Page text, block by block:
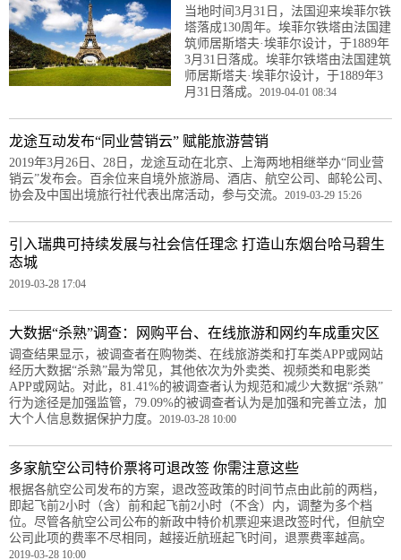
当地时间3月31日，法国迎来埃菲尔铁
塔落成130周年。埃菲尔铁塔由法国建
筑师居斯塔夫·埃菲尔设计，于1889年
3月31日落成。埃菲尔铁塔由法国建筑
师居斯塔夫·埃菲尔设计，于1889年3
月31日落成。 2019-04-01 08:34
龙途互动发布“同业营销云” 赋能旅游营销
2019年3月26日、28日，龙途互动在北京、上海两地相继举办“同业营
销云”发布会。百余位来自境外旅游局、酒店、航空公司、邮轮公司、
协会及中国出境旅行社代表出席活动，参与交流。 2019-03-29 15:26
引入瑞典可持续发展与社会信任理念 打造山东烟台哈马碧生
态城
2019-03-28 17:04
大数据“杀熟”调查：网购平台、在线旅游和网约车成重灾区
调查结果显示，被调查者在购物类、在线旅游类和打车类APP或网站
经历大数据“杀熟”最为常见，其他依次为外卖类、视频类和电影类
APP或网站。对此，81.41%的被调查者认为规范和减少大数据“杀熟”
行为途径是加强监管，79.09%的被调查者认为是加强和完善立法，加
大个人信息数据保护力度。 2019-03-28 10:00
多家航空公司特价票将可退改签 你需注意这些
根据各航空公司发布的方案，退改签政策的时间节点由此前的两档，
即起飞前2小时（含）前和起飞前2小时（不含）内，调整为多个档
位。尽管各航空公司公布的新政中特价机票迎来退改签时代，但航空
公司此项的费率不尽相同，越接近航班起飞时间，退票费率越高。
2019-03-28 10:00